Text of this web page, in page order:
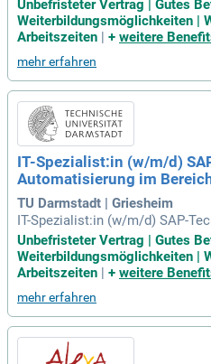
Universität Darmstadt ist im
ation (ITuP) zum
Unbefristeter Vertrag | Gutes
Weiterbildungsmöglichkeiten |
Arbeitszeiten
+ weitere
mehr erfahren
IT-Spezialist:in (w/m/d)
Automatisierung im
TU Darmstadt | Griesheim
IT-Spezialist:in (w/m/d) SAP-
sierung im Bereich SAP-
Universität Darmstadt ist im
ation (ITuP) zum
Unbefristeter Vertrag | Gutes
Weiterbildungsmöglichkeiten |
Arbeitszeiten | + weitere
mehr erfahren